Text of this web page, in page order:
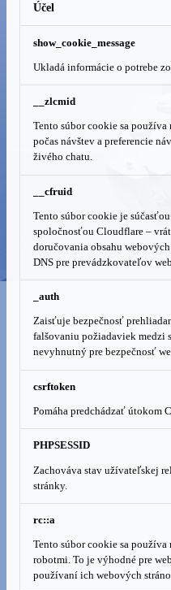
Účel
show_cookie_message
Ukladá informácie o potrebe
__zlcmid
Tento súbor cookie sa
počas návštev a preferencie
živého chatu.
__cfruid
Tento súbor cookie je
spoločnosťou Cloudflare –
doručovania obsahu
DNS pre prevádzkovateľov
_auth
Zaisťuje bezpečnosť
falšovaniu požiadaviek medzi
nevyhnutný pre bezpečnosť
csrftoken
Pomáha predchádzať útokom
PHPSESSID
Zachováva stav užívateľskej
stránky.
rc::a
Tento súbor cookie sa
robotmi. To je výhodné pre
používaní ich webových